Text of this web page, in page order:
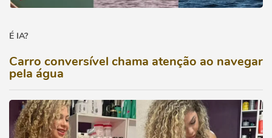
É IA?
Carro conversível chama atenção ao navegar
pela água